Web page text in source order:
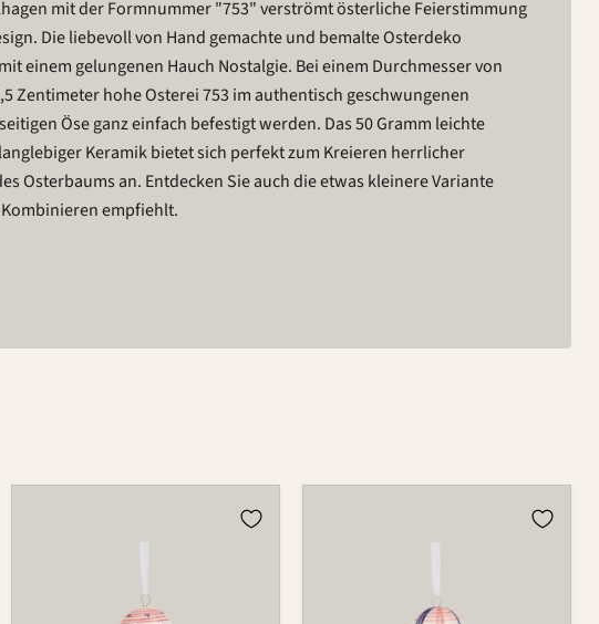
mit der Formnummer "753" verströmt österliche Feierstimmung
Die liebevoll von Hand gemachte und bemalte Osterdeko
einem gelungenen Hauch Nostalgie. Bei einem Durchmesser von
Zentimeter hohe Osterei 753 im authentisch geschwungenen
Öse ganz einfach befestigt werden. Das 50 Gramm leichte
Keramik bietet sich perfekt zum Kreieren herrlicher
Osterbaums an. Entdecken Sie auch die etwas kleinere Variante
empfiehlt.